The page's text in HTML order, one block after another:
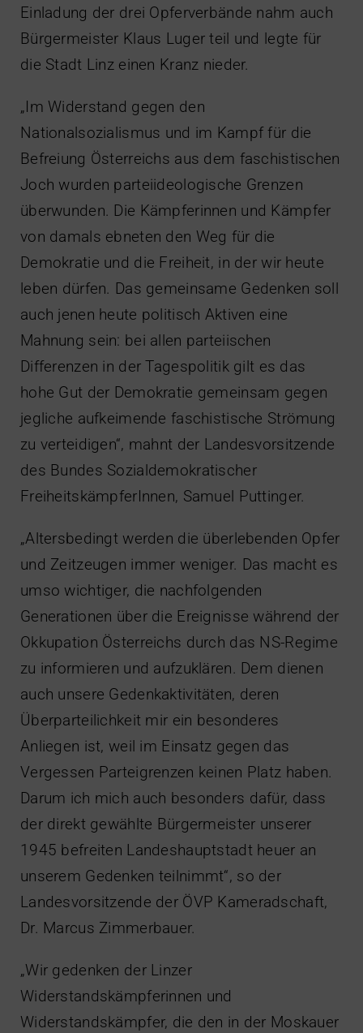
Einladung der drei Opferverbände nahm auch
Bürgermeister Klaus Luger teil und legte für
die Stadt Linz einen Kranz nieder.
„Im Widerstand gegen den
Nationalsozialismus und im Kampf für die
Befreiung Österreichs aus dem faschistischen
Joch wurden parteiideologische Grenzen
überwunden. Die Kämpferinnen und Kämpfer
von damals ebneten den Weg für die
Demokratie und die Freiheit, in der wir heute
leben dürfen. Das gemeinsame Gedenken soll
auch jenen heute politisch Aktiven eine
Mahnung sein: bei allen parteiischen
Differenzen in der Tagespolitik gilt es das
hohe Gut der Demokratie gemeinsam gegen
jegliche aufkeimende faschistische Strömung
zu verteidigen“, mahnt der Landesvorsitzende
des Bundes Sozialdemokratischer
FreiheitskämpferInnen, Samuel Puttinger.
„Altersbedingt werden die überlebenden Opfer
und Zeitzeugen immer weniger. Das macht es
umso wichtiger, die nachfolgenden
Generationen über die Ereignisse während der
Okkupation Österreichs durch das NS-Regime
zu informieren und aufzuklären. Dem dienen
auch unsere Gedenkaktivitäten, deren
Überparteilichkeit mir ein besonderes
Anliegen ist, weil im Einsatz gegen das
Vergessen Parteigrenzen keinen Platz haben.
Darum ich mich auch besonders dafür, dass
der direkt gewählte Bürgermeister unserer
1945 befreiten Landeshauptstadt heuer an
unserem Gedenken teilnimmt“, so der
Landesvorsitzende der ÖVP Kameradschaft,
Dr. Marcus Zimmerbauer.
„Wir gedenken der Linzer
Widerstandskämpferinnen und
Widerstandskämpfer, die den in der Moskauer